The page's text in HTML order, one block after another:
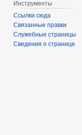
Инструменты
Ссылки сюда
Связанные правки
Служебные страницы
Сведения о странице